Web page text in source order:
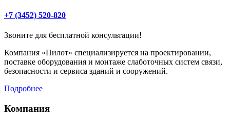
+7 (3452) 520-820
Звоните для бесплатной консультации!
Компания «Пилот» специализируется на проектировании,
поставке оборудования и монтаже слаботочных систем связи,
безопасности и сервиса зданий и сооружений.
Подробнее
Компания